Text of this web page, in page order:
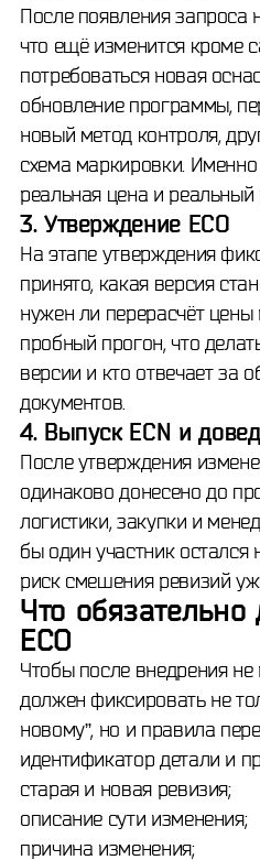
После появления запроса
что ещё изменится кроме
потребоваться новая
обновление программы,
новый метод контроля,
схема маркировки. Именно
реальная цена и реальный
3. Утверждение ECO
На этапе утверждения
принято, какая версия
нужен ли перерасчёт цены
пробный прогон, что
версии и кто отвечает за
документов.
4. Выпуск ECN и
После утверждения
одинаково донесено до
логистики, закупки и
бы один участник
риск смешения ревизий
Что
ECO
Чтобы после внедрения не
должен фиксировать не
новому”, но и правила
идентификатор детали и
старая и новая ревизия;
описание сути изменения;
причина изменения;